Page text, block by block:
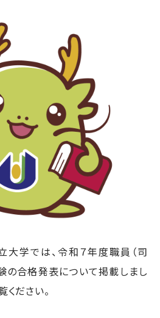
学では、令和７年度職員（司
の合格発表について掲載しまし
ください。